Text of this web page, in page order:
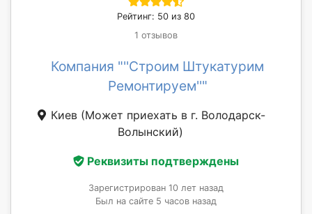
Рейтинг: 50 из 80
1 отзывов
Компания "''Строим Штукатурим
Ремонтируем''"
Киев (Может приехать в г. Володарск-
Волынский)
Реквизиты подтверждены
Зарегистрирован 10 лет назад
Был на сайте 5 часов назад